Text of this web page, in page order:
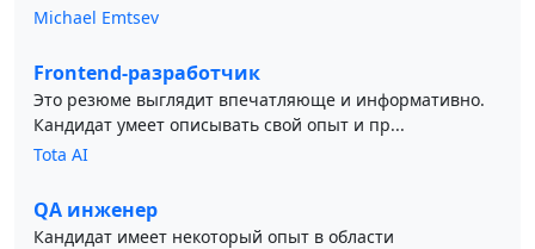
Michael Emtsev
Frontend-разработчик
Это резюме выглядит впечатляюще и информативно.
Кандидат умеет описывать свой опыт и пр...
Tota AI
QA инженер
Кандидат имеет некоторый опыт в области